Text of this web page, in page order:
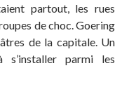
partout, les rues
de choc. Goering
de la capitale. Un
s’installer parmi les